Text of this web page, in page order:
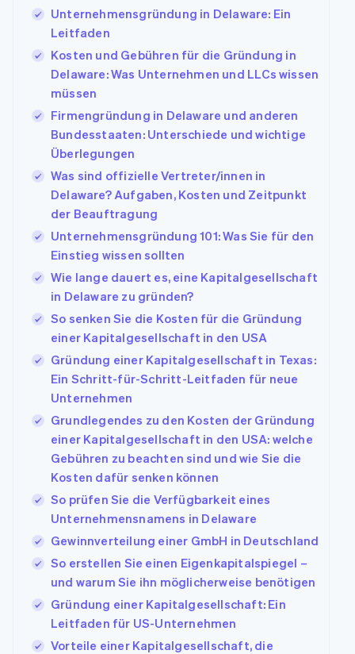
Unternehmensgründung in Delaware: Ein
Leitfaden
Kosten und Gebühren für die Gründung in
Delaware: Was Unternehmen und LLCs wissen
müssen
Firmengründung in Delaware und anderen
Bundesstaaten: Unterschiede und wichtige
Überlegungen
Was sind offizielle Vertreter/innen in
Delaware? Aufgaben, Kosten und Zeitpunkt
der Beauftragung
Unternehmensgründung 101: Was Sie für den
Einstieg wissen sollten
Wie lange dauert es, eine Kapitalgesellschaft
in Delaware zu gründen?
So senken Sie die Kosten für die Gründung
einer Kapitalgesellschaft in den USA
Gründung einer Kapitalgesellschaft in Texas:
Ein Schritt-für-Schritt-Leitfaden für neue
Unternehmen
Grundlegendes zu den Kosten der Gründung
einer Kapitalgesellschaft in den USA: welche
Gebühren zu beachten sind und wie Sie die
Kosten dafür senken können
So prüfen Sie die Verfügbarkeit eines
Unternehmensnamens in Delaware
Gewinnverteilung einer GmbH in Deutschland
So erstellen Sie einen Eigenkapitalspiegel –
und warum Sie ihn möglicherweise benötigen
Gründung einer Kapitalgesellschaft: Ein
Leitfaden für US-Unternehmen
Vorteile einer Kapitalgesellschaft, die